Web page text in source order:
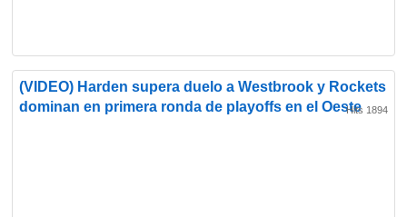
(VIDEO) Harden supera duelo a Westbrook y Rockets
dominan en primera ronda de playoffs en el OesteHits 1894